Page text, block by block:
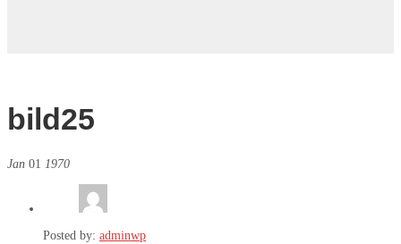
bild25
Jan 01 1970
Posted by: adminwp